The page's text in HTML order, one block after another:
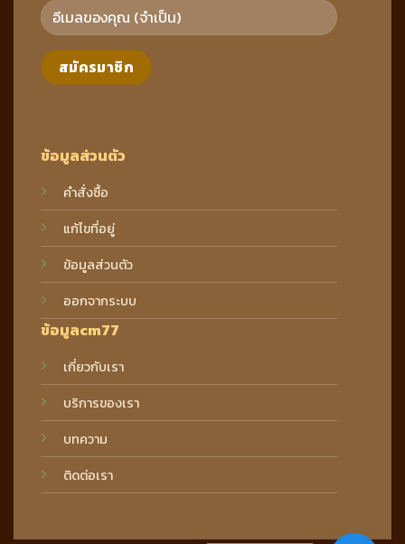
ข้อมูลส่วนตัว
คำสั่งซื้อ
แก้ไขที่อยู่
ข้อมูลส่วนตัว
ออกจากระบบ
ข้อมูลcm77
เกี่ยวกับเรา
บริการของเรา
บทความ
ติดต่อเรา